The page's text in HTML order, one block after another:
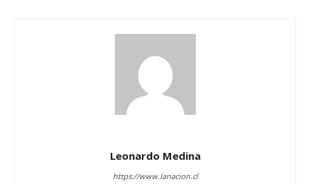
Leonardo Medina
https://www.lanacion.cl